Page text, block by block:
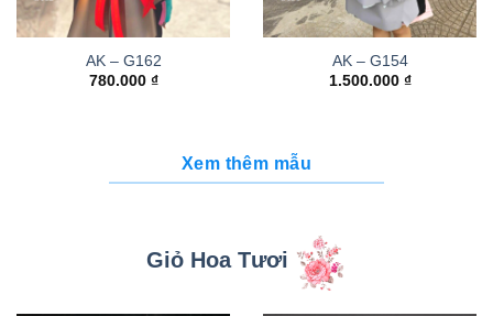
AK – G162
780.000 ₫
AK – G154
1.500.000 ₫
Xem thêm mẫu
Giỏ Hoa Tươi